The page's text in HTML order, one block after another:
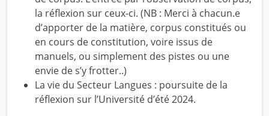
la réflexion sur ceux-ci. (NB : Merci à chacun.e
d’apporter de la matière, corpus constitués ou
en cours de constitution, voire issus de
manuels, ou simplement des pistes ou une
envie de s’y frotter..)
La vie du Secteur Langues : poursuite de la
réflexion sur l’Université d’été 2024.